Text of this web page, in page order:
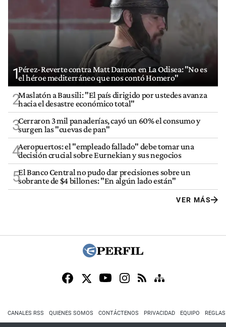
1Pérez-Reverte contra Matt Damon en La Odisea: "No es
el héroe mediterráneo que nos contó Homero"
2Maslatón a Bausili: "El país dirigido por ustedes avanza
hacia el desastre económico total"
3Cerraron 3 mil panaderías, cayó un 60% el consumo y
surgen las "cuevas de pan"
4Aeropuertos: el "empleado fallado" debe tomar una
decisión crucial sobre Eurnekian y sus negocios
5El Banco Central no pudo dar precisiones sobre un
sobrante de $4 billones: "En algún lado están"
VER MÁS
CANALES RSS QUIENES SOMOS CONTÁCTENOS PRIVACIDAD EQUIPO